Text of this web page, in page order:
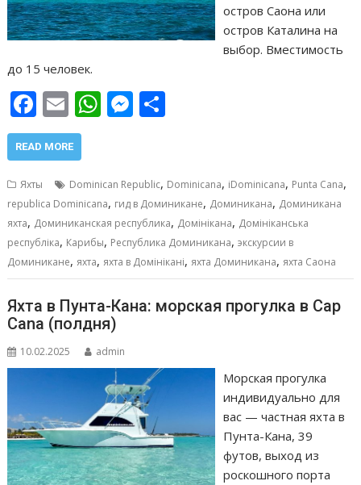
остров Саона или
остров Каталина на
выбор. Вместимость
до 15 человек.
F
ac
e
b
o
o
k
E
m
ai
l
W
h
s
A
p
p
M
e
e
n
g
er
р
а
в
и
т
ь
READ MORE
Яхты Dominican Republic, Dominicana, iDominicana, Punta Cana,
republica Dominicana, гид в Доминикане, Доминикана, Доминикана
яхта, Доминиканская республика, Домінікана, Домініканська
республіка, Карибы, Республика Доминикана,экскурсии в
Доминикане, яхта, яхта в Домінікані, яхта Доминикана, яхта Саона
Яхта в Пунта-Кана: морская прогулка в Cap
Cana (полдня)
10.02.2025 admin
Морская прогулка
индивидуально для
вас — частная яхта в
Пунта-Кана, 39
футов, выход из
роскошного порта